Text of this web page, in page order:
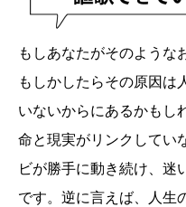
もしあなたがそのような
もしかしたらその原因は
いないからにあるかもし
命と現実がリンクしてい
ビが勝手に動き続け、迷
です。逆に言えば、人生